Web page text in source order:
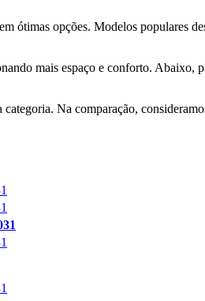
ótimas opções. Modelos populares
mais espaço e conforto. Abaixo,
Na comparação,